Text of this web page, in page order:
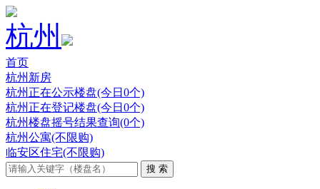
杭州
首页
杭州新房
杭州正在公示楼盘(今日0个)
杭州正在登记楼盘(今日0个)
杭州楼盘摇号结果查询(0个)
杭州公寓(不限购)
临安区住宅(不限购)